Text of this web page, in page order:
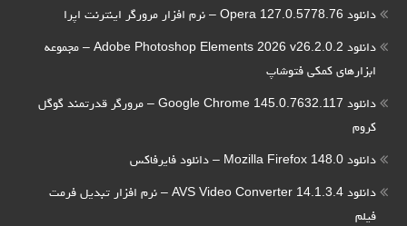
دانلود Opera 127.0.5778.76 – نرم افزار مرورگر اینترنت اپرا
دانلود Adobe Photoshop Elements 2026 v26.2.0.2 – مجموعه
ابزارهای کمکی فتوشاپ
دانلود Google Chrome 145.0.7632.117 – مرورگر قدرتمند گوگل
کروم
دانلود Mozilla Firefox 148.0 – دانلود فایرفاکس
دانلود AVS Video Converter 14.1.3.4 – نرم افزار تبدیل فرمت
فیلم